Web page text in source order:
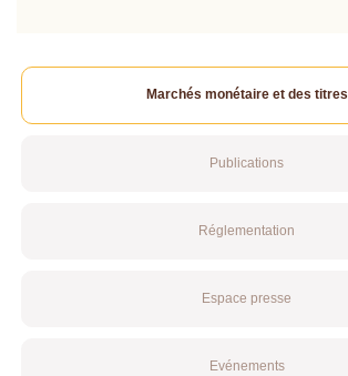
Marchés monétaire et des titres
Publications
Réglementation
Espace presse
Evénements